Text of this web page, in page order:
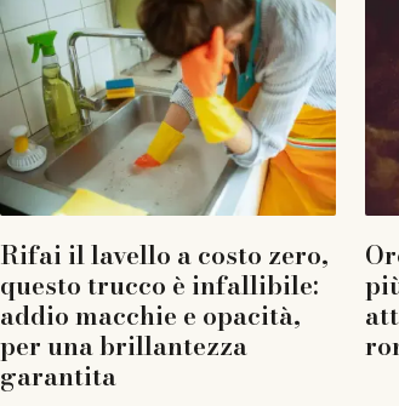
Rifai il lavello a costo zero,
questo trucco è infallibile:
addio macchie e opacità,
per una brillantezza
garantita